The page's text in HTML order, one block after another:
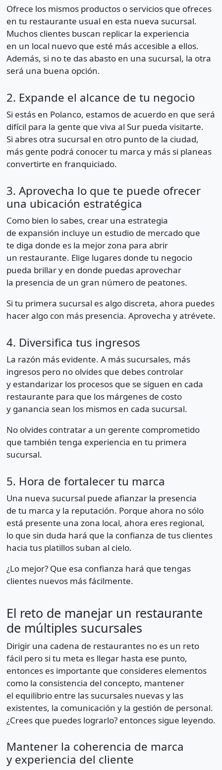
Ofrece los mismos productos o servicios que ofreces
en tu restaurante usual en esta nueva sucursal.
Muchos clientes buscan replicar la experiencia
en un local nuevo que esté más accesible a ellos.
Además, si no te das abasto en una sucursal, la otra
será una buena opción.
2. Expande el alcance de tu negocio
Si estás en Polanco, estamos de acuerdo en que será
difícil para la gente que viva al Sur pueda visitarte.
Si abres otra sucursal en otro punto de la ciudad,
más gente podrá conocer tu marca y más si planeas
convertirte en franquiciado.
3. Aprovecha lo que te puede ofrecer
una ubicación estratégica
Como bien lo sabes, crear una estrategia
de expansión incluye un estudio de mercado que
te diga donde es la mejor zona para abrir
un restaurante. Elige lugares donde tu negocio
pueda brillar y en donde puedas aprovechar
la presencia de un gran número de peatones.
Si tu primera sucursal es algo discreta, ahora puedes
hacer algo con más presencia. Aprovecha y atrévete.
4. Diversifica tus ingresos
La razón más evidente. A más sucursales, más
ingresos pero no olvides que debes controlar
y estandarizar los procesos que se siguen en cada
restaurante para que los márgenes de costo
y ganancia sean los mismos en cada sucursal.
No olvides contratar a un gerente comprometido
que también tenga experiencia en tu primera
sucursal.
5. Hora de fortalecer tu marca
Una nueva sucursal puede afianzar la presencia
de tu marca y la reputación. Porque ahora no sólo
está presente una zona local, ahora eres regional,
lo que sin duda hará que la confianza de tus clientes
hacia tus platillos suban al cielo.
¿Lo mejor? Que esa confianza hará que tengas
clientes nuevos más fácilmente.
El reto de manejar un restaurante
de múltiples sucursales
Dirigir una cadena de restaurantes no es un reto
fácil pero si tu meta es llegar hasta ese punto,
entonces es importante que consideres elementos
como la consistencia del concepto, mantener
el equilibrio entre las sucursales nuevas y las
existentes, la comunicación y la gestión de personal.
¿Crees que puedes lograrlo? entonces sigue leyendo.
Mantener la coherencia de marca
y experiencia del cliente